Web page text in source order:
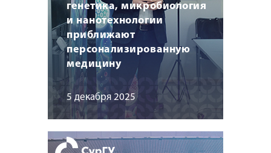
генетика, микробиология
и нанотехнологии
приближают
персонализированную
медицину
5 декабря 2025